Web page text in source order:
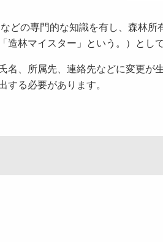
の専門的な知識を有し、森林所
林マイスター」という。）とし
、所属先、連絡先などに変更が
する必要があります。